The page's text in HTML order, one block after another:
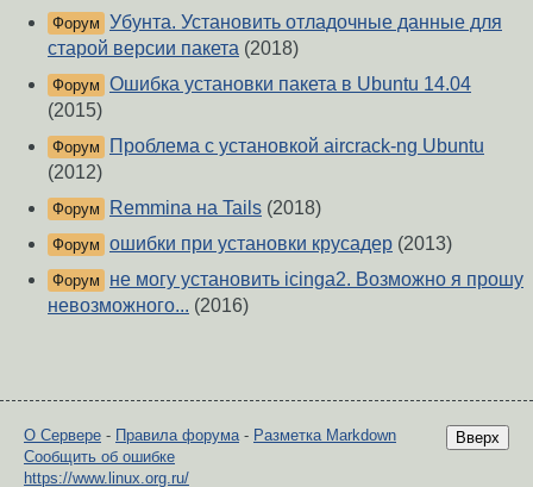
Форум Убунта. Установить отладочные данные для
старой версии пакета (2018)
Форум Ошибка установки пакета в Ubuntu 14.04
(2015)
Форум
Проблема с установкой aircrack-ng Ubuntu
(2012)
Форум Remmina на Tails (2018)
Форум ошибки при установки крусадер (2013)
Форум
не могу установить icinga2. Возможно я прошу
невозможного... (2016)
Вверх
О Сервере - Правила форума- Разметка Markdown
Сообщить об ошибке
https://www.linux.org.ru/